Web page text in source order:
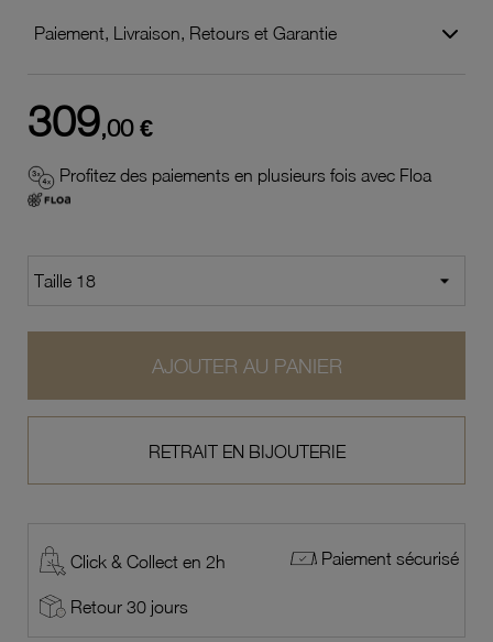
Paiement, Livraison, Retours et Garantie
309,00 €
Profitez des paiements en plusieurs fois avec Floa
AJOUTER AU PANIER
RETRAIT EN BIJOUTERIE
Click & Collect en 2h Paiement sécurisé
Retour 30 jours